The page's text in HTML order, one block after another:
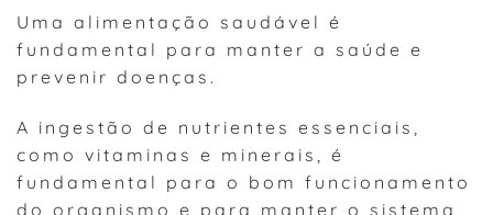
Uma alimentação saudável é
fundamental para manter a saúde e
prevenir doenças.
A ingestão de nutrientes essenciais,
como vitaminas e minerais, é
fundamental para o bom funcionamento
do organismo e para manter o sistema